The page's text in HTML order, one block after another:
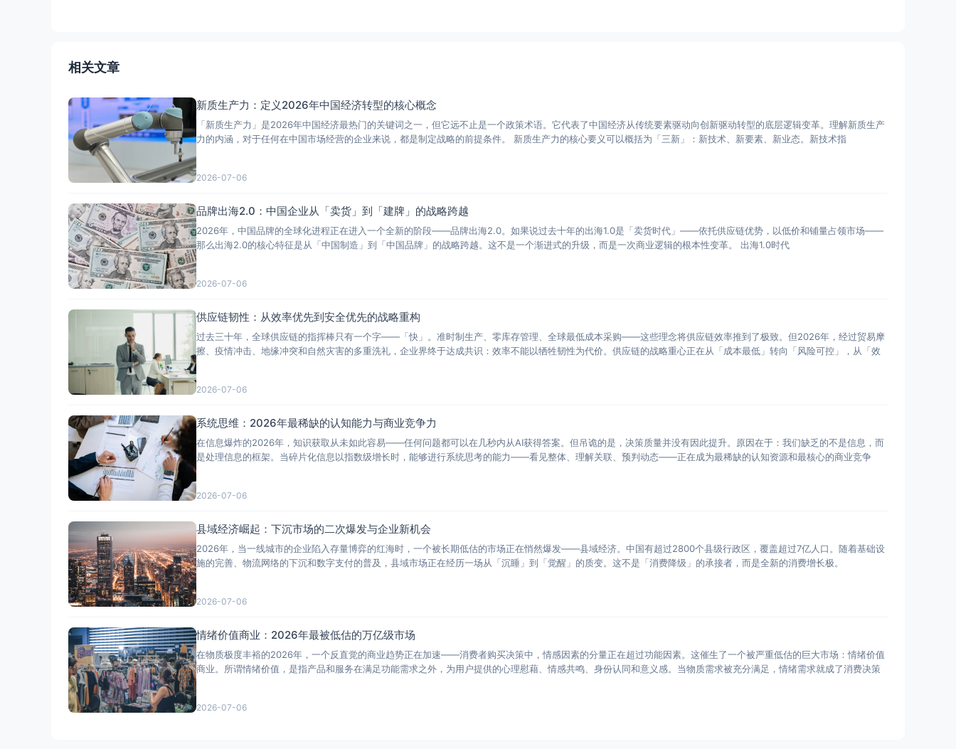
相关文章
新质生产力：定义2026年中国经济转型的核心概念
「新质生产力」是2026年中国经济最热门的关键词之一，但它远不止是一个政策术语。它代表了中国经济从传统要素驱动向创新驱动转型的底层逻辑变革。理解新质生产
力的内涵，对于任何在中国市场经营的企业来说，都是制定战略的前提条件。 新质生产力的核心要义可以概括为「三新」：新技术、新要素、新业态。新技术指
2026-07-06
品牌出海2.0：中国企业从「卖货」到「建牌」的战略跨越
2026年，中国品牌的全球化进程正在进入一个全新的阶段——品牌出海2.0。如果说过去十年的出海1.0是「卖货时代」——依托供应链优势，以低价和铺量占领市场——
那么出海2.0的核心特征是从「中国制造」到「中国品牌」的战略跨越。这不是一个渐进式的升级，而是一次商业逻辑的根本性变革。 出海1.0时代
2026-07-06
供应链韧性：从效率优先到安全优先的战略重构
过去三十年，全球供应链的指挥棒只有一个字——「快」。准时制生产、零库存管理、全球最低成本采购——这些理念将供应链效率推到了极致。但2026年，经过贸易摩
擦、疫情冲击、地缘冲突和自然灾害的多重洗礼，企业界终于达成共识：效率不能以牺牲韧性为代价。供应链的战略重心正在从「成本最低」转向「风险可控」，从「效
2026-07-06
系统思维：2026年最稀缺的认知能力与商业竞争力
在信息爆炸的2026年，知识获取从未如此容易——任何问题都可以在几秒内从AI获得答案。但吊诡的是，决策质量并没有因此提升。原因在于：我们缺乏的不是信息，而
是处理信息的框架。当碎片化信息以指数级增长时，能够进行系统思考的能力——看见整体、理解关联、预判动态——正在成为最稀缺的认知资源和最核心的商业竞争
2026-07-06
县域经济崛起：下沉市场的二次爆发与企业新机会
2026年，当一线城市的企业陷入存量博弈的红海时，一个被长期低估的市场正在悄然爆发——县域经济。中国有超过2800个县级行政区，覆盖超过7亿人口。随着基础设
施的完善、物流网络的下沉和数字支付的普及，县域市场正在经历一场从「沉睡」到「觉醒」的质变。这不是「消费降级」的承接者，而是全新的消费增长极。
2026-07-06
情绪价值商业：2026年最被低估的万亿级市场
在物质极度丰裕的2026年，一个反直觉的商业趋势正在加速——消费者购买决策中，情感因素的分量正在超过功能因素。这催生了一个被严重低估的巨大市场：情绪价值
商业。所谓情绪价值，是指产品和服务在满足功能需求之外，为用户提供的心理慰藉、情感共鸣、身份认同和意义感。当物质需求被充分满足，情绪需求就成了消费决策
2026-07-06